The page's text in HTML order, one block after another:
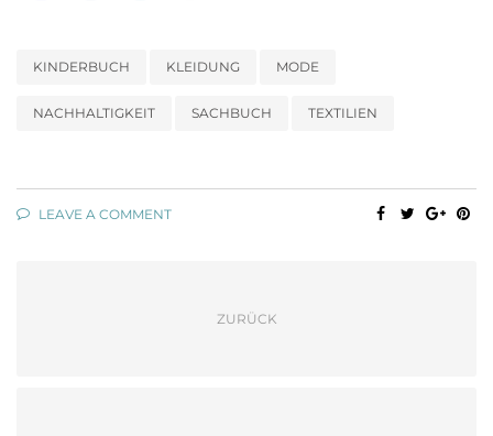
KINDERBUCH KLEIDUNG MODE
NACHHALTIGKEIT SACHBUCH TEXTILIEN
LEAVE A COMMENT
ZURÜCK